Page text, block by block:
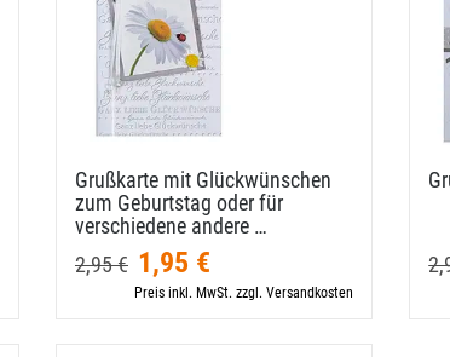
Grußkarte mit Glückwünschen
zum Geburtstag oder für
verschiedene andere …
2,95 € 1,95 €
Preis inkl. MwSt. zzgl. Versandkosten